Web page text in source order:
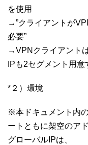
を使用
→”クライアントが
必要”
→VPNクライアント
IPも2セグメント用意
*２）環境
※本ドキュメント内
ートともに架空のア
グローバルIPは、